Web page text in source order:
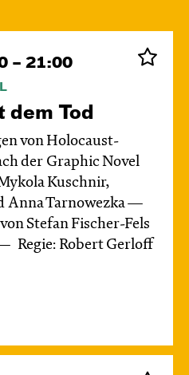
– 21:00
Tod
von Holocaust-
der Graphic Novel
Kuschnir,
Anna Tarnowezka —
Stefan Fischer-Fels
Regie: Robert Gerloff